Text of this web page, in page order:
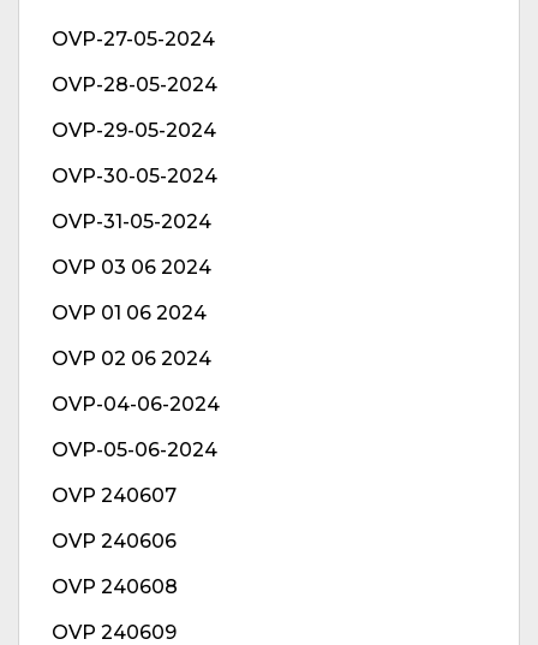
OVP-27-05-2024
OVP-28-05-2024
OVP-29-05-2024
OVP-30-05-2024
OVP-31-05-2024
OVP 03 06 2024
OVP 01 06 2024
OVP 02 06 2024
OVP-04-06-2024
OVP-05-06-2024
OVP 240607
OVP 240606
OVP 240608
OVP 240609